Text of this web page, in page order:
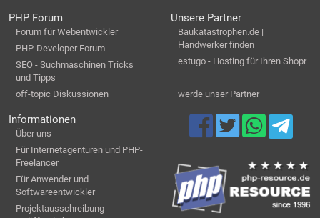
PHP Forum
Forum für Webentwickler
PHP-Developer Forum
SEO - Suchmaschinen Tricks
und Tipps
off-topic Diskussionen
Unsere Partner
Baukatastrophen.de |
Handwerker finden
estugo - Hosting für Ihren Shopr
werde unser Partner
Informationen
Über uns
Für Internetagenturen und PHP-
Freelancer
Für Anwender und
Softwareentwickler
Projektausschreibung